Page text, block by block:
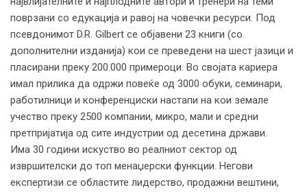
поврзани со едукација и равој на човечки ресурси. Под
псевдонимот D.R. Gilbert се објавени 23 книги (со
дополнителни изданија) кои се преведени на шест јазици и
пласирани преку 200.000 примероци. Во својата кариера
имал прилика да одржи повеќе од 3000 обуки, семинари,
работилници и конференциски настапи на кои земале
учество преку 2500 компании, микро, мали и средни
претпријатија од сите индустрии од десетина држави.
Има 30 години искуство во реалниот сектор од
извршителски до топ менаџерски функции. Негови
експертизи се областите лидерство, продажни вештини,